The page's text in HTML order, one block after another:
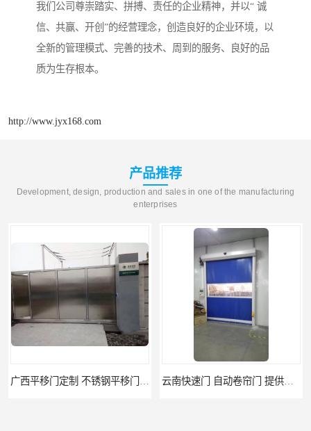
我们公司尊崇踏实、拼搏、责任的企业精神，并以“ 诚
信、共赢、开创”的经营理念，创造良好的企业环境，以
全新的管理模式、完善的技术、周到的服务、良好的品
质为生存根本。
http://www.jyx168.com
产品推荐
Development, design, production and sales in one of the manufacturing
enterprises